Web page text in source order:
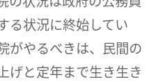
る状況に終始してい
がやるべきは、民間の
げと定年まで生き生き